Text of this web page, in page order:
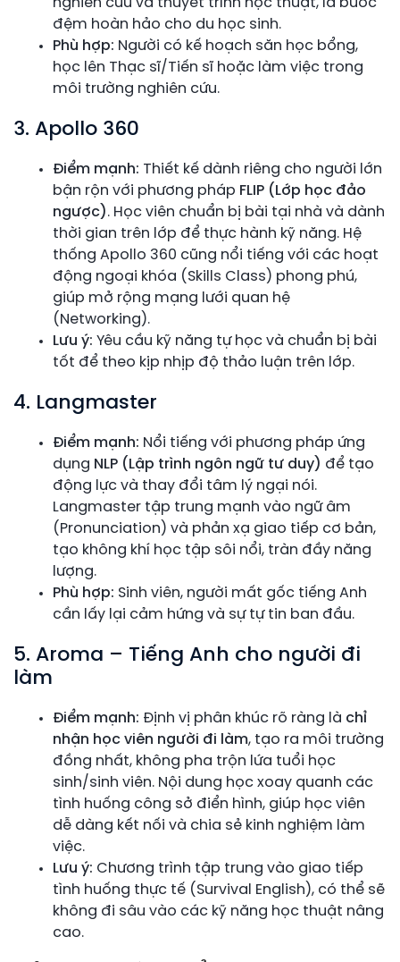
đệm hoàn hảo cho du học sinh.
Phù hợp: Người có kế hoạch săn học bổng,
học lên Thạc sĩ/Tiến sĩ hoặc làm việc trong
môi trường nghiên cứu.
3. Apollo 360
Điểm mạnh: Thiết kế dành riêng cho người lớn
bận rộn với phương pháp FLIP (Lớp học đảo
ngược). Học viên chuẩn bị bài tại nhà và dành
thời gian trên lớp để thực hành kỹ năng. Hệ
thống Apollo 360 cũng nổi tiếng với các hoạt
động ngoại khóa (Skills Class) phong phú,
giúp mở rộng mạng lưới quan hệ
(Networking).
Lưu ý: Yêu cầu kỹ năng tự học và chuẩn bị bài
tốt để theo kịp nhịp độ thảo luận trên lớp.
4. Langmaster
Điểm mạnh: Nổi tiếng với phương pháp ứng
dụng NLP (Lập trình ngôn ngữ tư duy) để tạo
động lực và thay đổi tâm lý ngại nói.
Langmaster tập trung mạnh vào ngữ âm
(Pronunciation) và phản xạ giao tiếp cơ bản,
tạo không khí học tập sôi nổi, tràn đầy năng
lượng.
Phù hợp: Sinh viên, người mất gốc tiếng Anh
cần lấy lại cảm hứng và sự tự tin ban đầu.
5. Aroma – Tiếng Anh cho người đi
làm
Điểm mạnh: Định vị phân khúc rõ ràng là chỉ
nhận học viên người đi làm, tạo ra môi trường
đồng nhất, không pha trộn lứa tuổi học
sinh/sinh viên. Nội dung học xoay quanh các
tình huống công sở điển hình, giúp học viên
dễ dàng kết nối và chia sẻ kinh nghiệm làm
việc.
Lưu ý: Chương trình tập trung vào giao tiếp
tình huống thực tế (Survival English), có thể sẽ
không đi sâu vào các kỹ năng học thuật nâng
cao.